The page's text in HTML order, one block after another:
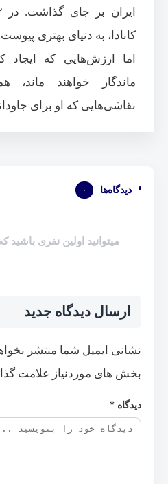
کانادا، به دنیای بهتری
اما ارزش‌هایی که ایجاد
ماندگار خواهند ماند،
نقاشی‌هایی که او برای
دیدگاه‌ها ۰
میتوانید اولین نفری باشید
ارسال دیدگاه جدید
نشانی ایمیل شما منتشر
بخش های موردنیاز علامت
دیدگاه *